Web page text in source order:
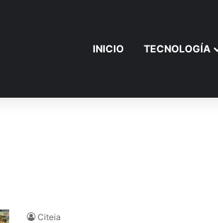
INICIO TECNOLOGÍA
Citeia